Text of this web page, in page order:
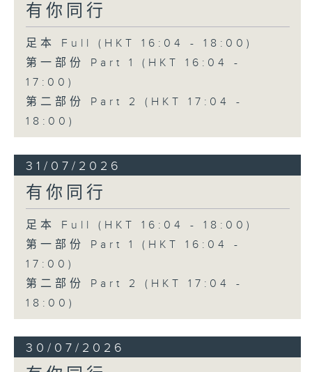
有你同行
足本 Full (HKT 16:04 - 18:00)
第一部份 Part 1 (HKT 16:04 -
17:00)
第二部份 Part 2 (HKT 17:04 -
18:00)
31/07/2026
有你同行
足本 Full (HKT 16:04 - 18:00)
第一部份 Part 1 (HKT 16:04 -
17:00)
第二部份 Part 2 (HKT 17:04 -
18:00)
30/07/2026